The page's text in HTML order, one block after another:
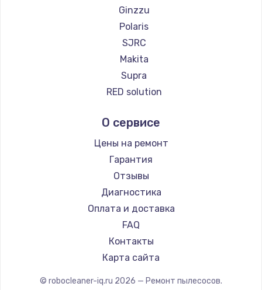
Ремонт пылесосов Kyvol
Ремонт пылесосов Eigen
Ремонт пылесосов Honor
Ремонт пылесосов Qyron
Ремонт пылесосов Doffler
Ремонт пылесосов Hisense
Ремонт пылесосов Elitech
Ремонт пылесосов STIHL
Ремонт пылесосов Kirby
Ginzzu
Polaris
SJRC
Makita
Supra
RED solution
lydsto
Atvel
Tineco
Tuvio
DEXP
Haier
Pioneer
Electrolux
Grundig
О сервисе
Цены на ремонт
Гарантия
Отзывы
Диагностика
Оплата и доставка
FAQ
Контакты
Карта сайта
© robocleaner-iq.ru 2026 — Ремонт пылесосов.